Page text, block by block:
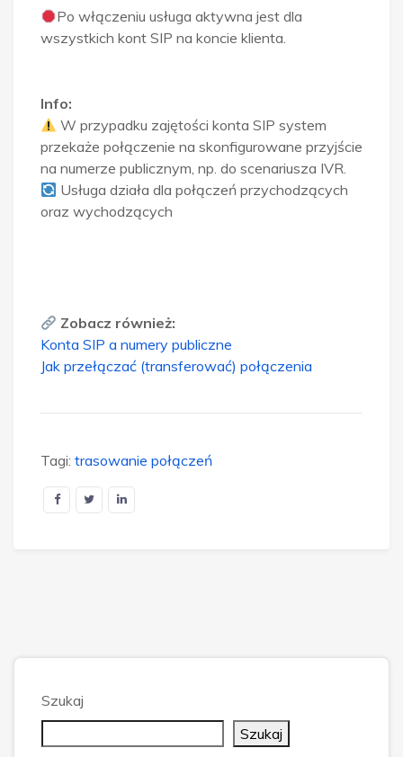
Po włączeniu usługa aktywna jest dla
wszystkich kont SIP na koncie klienta.
Info:
W przypadku zajętości konta SIP system
przekaże połączenie na skonfigurowane przyjście
na numerze publicznym, np. do scenariusza IVR.
Usługa działa dla połączeń przychodzących
oraz wychodzących
Zobacz również:
Konta SIP a numery publiczne
Jak przełączać (transferować) połączenia
Tagi: trasowanie połączeń
Szukaj
Szukaj